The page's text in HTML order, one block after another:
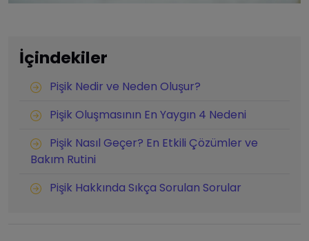
İçindekiler
Pişik Nedir ve Neden Oluşur?
Pişik Oluşmasının En Yaygın 4 Nedeni
Pişik Nasıl Geçer? En Etkili Çözümler ve
Bakım Rutini
Pişik Hakkında Sıkça Sorulan Sorular